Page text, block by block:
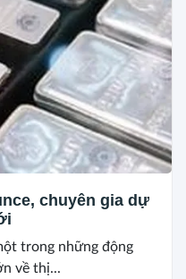
chuyên gia dự
trong những động
về thị...